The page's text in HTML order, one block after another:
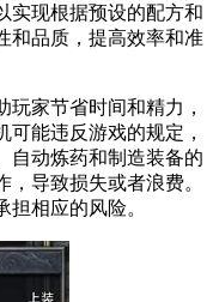
实现根据预设的配方和
和品质，提高效率和准
家节省时间和精力，
能违反游戏的规定，
自动炼药和制造装备的
导致损失或者浪费。
相应的风险。